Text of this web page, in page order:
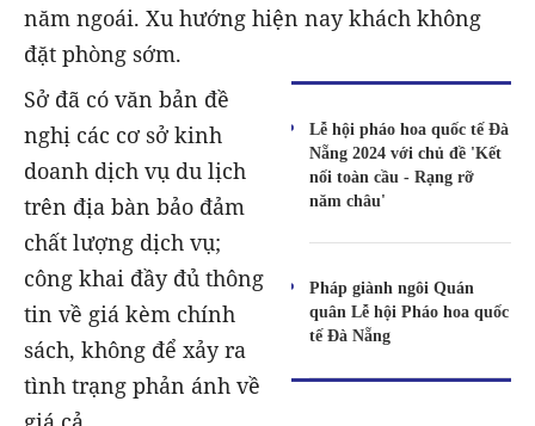
năm ngoái. Xu hướng hiện nay khách không
đặt phòng sớm.
Lễ hội pháo hoa quốc tế Đà
Nẵng 2024 với chủ đề 'Kết
nối toàn cầu - Rạng rỡ
năm châu'
Pháp giành ngôi Quán
quân Lễ hội Pháo hoa quốc
tế Đà Nẵng
Sở đã có văn bản đề
nghị các cơ sở kinh
doanh dịch vụ du lịch
trên địa bàn bảo đảm
chất lượng dịch vụ;
công khai đầy đủ thông
tin về giá kèm chính
sách, không để xảy ra
tình trạng phản ánh về